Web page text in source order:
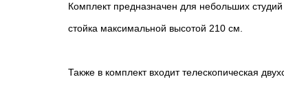
Комплект предназначен для небольших
стойка максимальной высотой 210 см.
Также в комплект входит телескопическая